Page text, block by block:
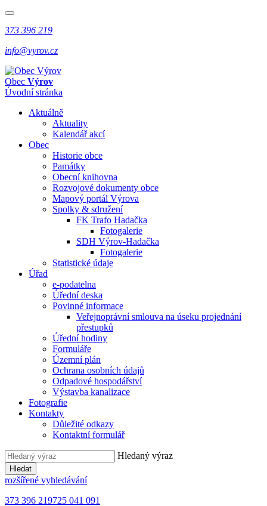
373 396 219
info@vyrov.cz
Obec Výrov
Úvodní stránka
Aktuálně
Aktuality
Kalendář akcí
Obec
Historie obce
Památky
Obecní knihovna
Rozvojové dokumenty obce
Mapový portál Výrova
Spolky & sdružení
FK Trafo Hadačka
Fotogalerie
SDH Výrov-Hadačka
Fotogalerie
Statistické údaje
Úřad
e-podatelna
Úřední deska
Povinné informace
Veřejnoprávní smlouva na úseku projednání
přestupků
Úřední hodiny
Formuláře
Územní plán
Ochrana osobních údajů
Odpadové hospodářství
Výstavba kanalizace
Fotografie
Kontakty
Důležité odkazy
Kontaktní formulář
Hledaný výraz
Hledat
rozšířené vyhledávání
373 396 219725 041 091